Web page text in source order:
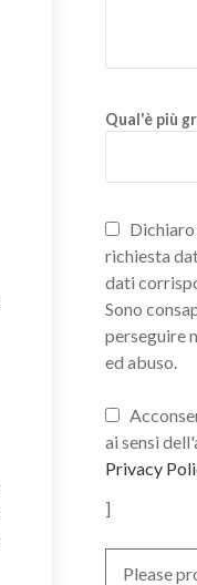
Qual'è più
richiesta
dati
Sono
perseguire
ed abuso.
ai sensi
Privacy
]
Please